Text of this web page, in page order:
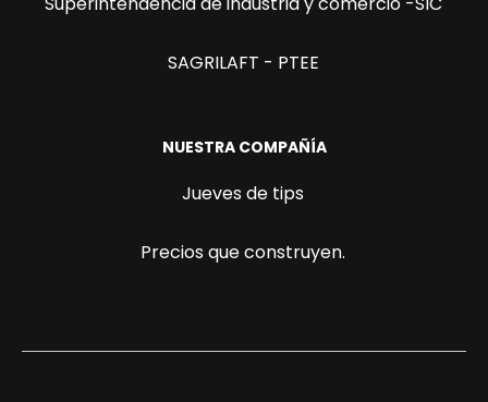
SAGRILAFT - PTEE
NUESTRA COMPAÑÍA
Jueves de tips
Precios que construyen.